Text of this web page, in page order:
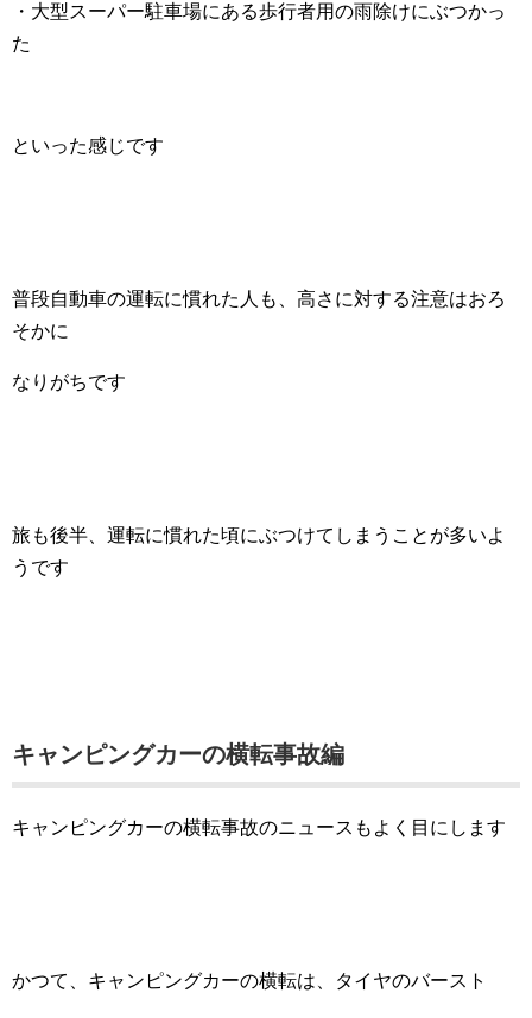
・大型スーパー駐車場にある歩行者用の雨除けにぶつかっ
た
といった感じです
普段自動車の運転に慣れた人も、高さに対する注意はおろ
そかに
なりがちです
旅も後半、運転に慣れた頃にぶつけてしまうことが多いよ
うです
キャンピングカーの横転事故編
キャンピングカーの横転事故のニュースもよく目にします
かつて、キャンピングカーの横転は、タイヤのバースト